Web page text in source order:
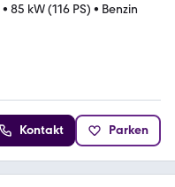
• 85 kW (116 PS) • Benzin
Kontakt Parken